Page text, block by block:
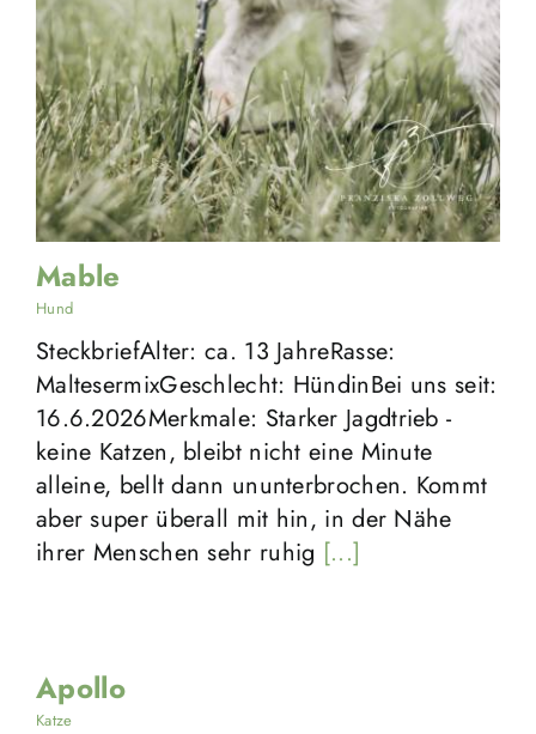
Mable
Hund
SteckbriefAlter: ca. 13 JahreRasse:
MaltesermixGeschlecht: HündinBei uns seit:
16.6.2026Merkmale: Starker Jagdtrieb -
keine Katzen, bleibt nicht eine Minute
alleine, bellt dann ununterbrochen. Kommt
aber super überall mit hin, in der Nähe
ihrer Menschen sehr ruhig [...]
Apollo
Katze